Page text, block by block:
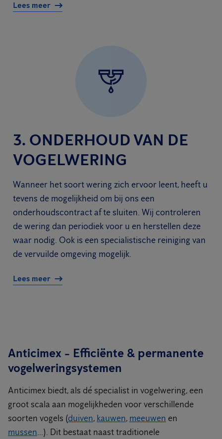
Lees meer
3. ONDERHOUD VAN DE
VOGELWERING
Wanneer het soort wering zich ervoor leent, heeft u
tevens de mogelijkheid om bij ons een
onderhoudscontract af te sluiten. Wij controleren
de wering dan periodiek voor u en herstellen deze
waar nodig. Ook is een specialistische reiniging van
de vervuilde omgeving mogelijk.
Lees meer
Anticimex - Efficiënte & permanente
vogelweringsystemen
Anticimex biedt, als dé specialist in vogelwering, een
groot scala aan mogelijkheden voor verschillende
soorten vogels (duiven, kauwen, meeuwen en
mussen...). Dit bestaat naast traditionele